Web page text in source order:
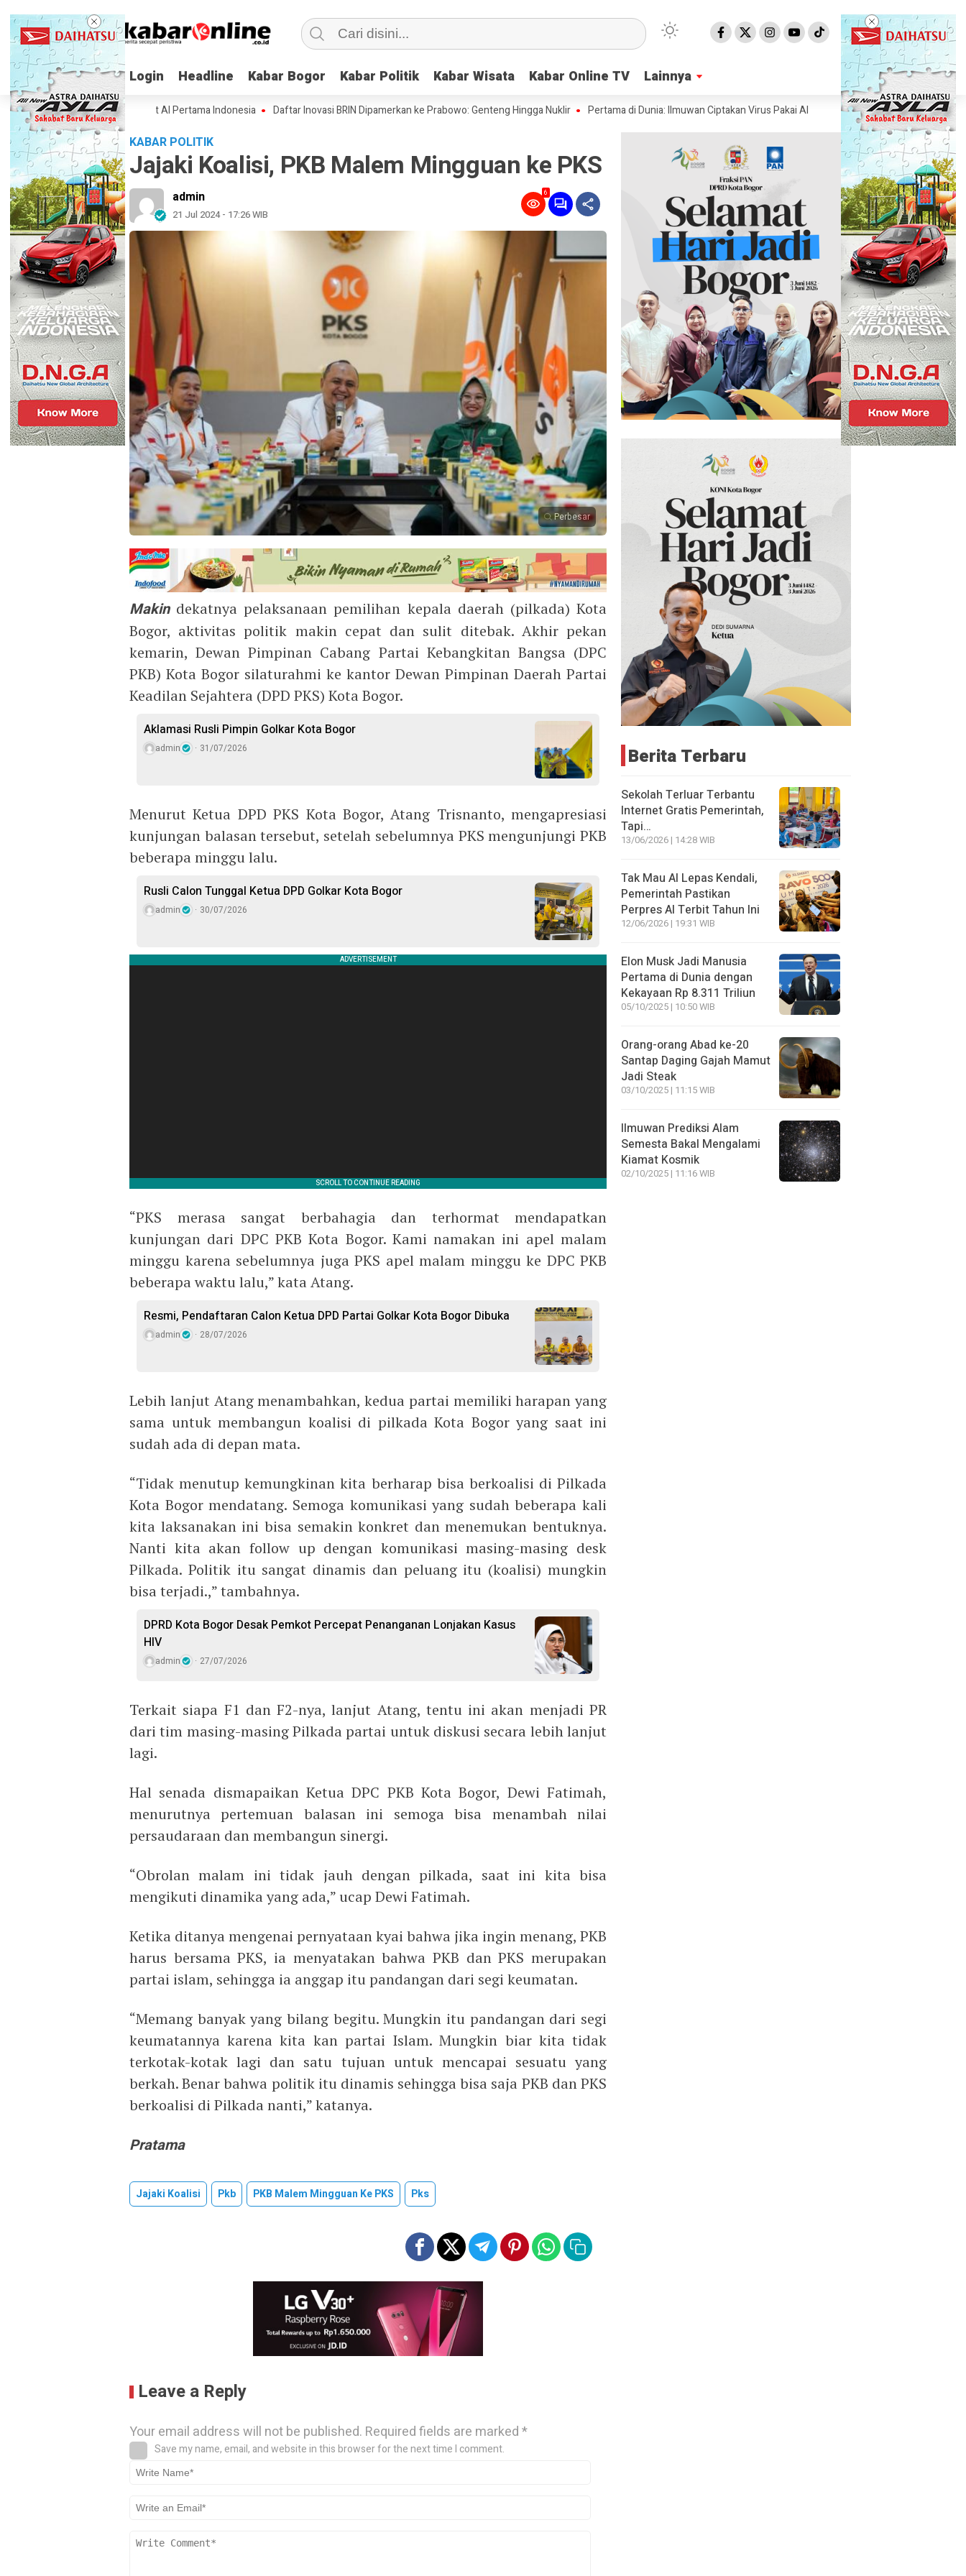
Login Headline Kabar Bogor Kabar Politik Kabar Wisata Kabar Online TV Lainnya
Login Headline Kabar Bogor Kabar Politik Kabar Wisata Kabar Online TV Lainnya
Lampung-1, Satelit AI Pertama Indonesia Daftar Inovasi BRIN Dipamerkan ke Prabowo: Genteng Hingga Nuklir Pertama di Dunia: Ilmuwan Ciptakan Virus Pakai AI Ahli Ungkap Penampakan Permukaan
KABAR POLITIK
Jajaki Koalisi, PKB Malem Mingguan ke PKS
admin
21 Jul 2024 - 17:26 WIB
6
Perbesar
Makindekatnya pelaksanaan pemilihan kepala daerah (pilkada) Kota
Bogor, aktivitas politik makin cepat dan sulit ditebak. Akhir pekan
kemarin, Dewan Pimpinan Cabang Partai Kebangkitan Bangsa (DPC
PKB) Kota Bogor silaturahmi ke kantor Dewan Pimpinan Daerah Partai
Keadilan Sejahtera (DPD PKS) Kota Bogor.
Aklamasi Rusli Pimpin Golkar Kota Bogor
admin 31/07/2026
Menurut Ketua DPD PKS Kota Bogor, Atang Trisnanto, mengapresiasi
kunjungan balasan tersebut, setelah sebelumnya PKS mengunjungi PKB
beberapa minggu lalu.
Rusli Calon Tunggal Ketua DPD Golkar Kota Bogor
admin 30/07/2026
“PKS merasa sangat berbahagia dan terhormat mendapatkan
kunjungan dari DPC PKB Kota Bogor. Kami namakan ini apel malam
minggu karena sebelumnya juga PKS apel malam minggu ke DPC PKB
beberapa waktu lalu,” kata Atang.
Resmi, Pendaftaran Calon Ketua DPD Partai Golkar Kota Bogor Dibuka
admin 28/07/2026
Lebih lanjut Atang menambahkan, kedua partai memiliki harapan yang
sama untuk membangun koalisi di pilkada Kota Bogor yang saat ini
sudah ada di depan mata.
“Tidak menutup kemungkinan kita berharap bisa berkoalisi di Pilkada
Kota Bogor mendatang. Semoga komunikasi yang sudah beberapa kali
kita laksanakan ini bisa semakin konkret dan menemukan bentuknya.
Nanti kita akan follow up dengan komunikasi masing-masing desk
Pilkada. Politik itu sangat dinamis dan peluang itu (koalisi) mungkin
bisa terjadi.,” tambahnya.
DPRD Kota Bogor Desak Pemkot Percepat Penanganan Lonjakan Kasus
HIV
admin 27/07/2026
Terkait siapa F1 dan F2-nya, lanjut Atang, tentu ini akan menjadi PR
dari tim masing-masing Pilkada partai untuk diskusi secara lebih lanjut
lagi.
Hal senada dismapaikan Ketua DPC PKB Kota Bogor, Dewi Fatimah,
menurutnya pertemuan balasan ini semoga bisa menambah nilai
persaudaraan dan membangun sinergi.
“Obrolan malam ini tidak jauh dengan pilkada, saat ini kita bisa
mengikuti dinamika yang ada,” ucap Dewi Fatimah.
Ketika ditanya mengenai pernyataan kyai bahwa jika ingin menang, PKB
harus bersama PKS, ia menyatakan bahwa PKB dan PKS merupakan
partai islam, sehingga ia anggap itu pandangan dari segi keumatan.
“Memang banyak yang bilang begitu. Mungkin itu pandangan dari segi
keumatannya karena kita kan partai Islam. Mungkin biar kita tidak
terkotak-kotak lagi dan satu tujuan untuk mencapai sesuatu yang
berkah. Benar bahwa politik itu dinamis sehingga bisa saja PKB dan PKS
berkoalisi di Pilkada nanti,” katanya.
Pratama
Jajaki Koalisi Pkb PKB Malem Mingguan Ke PKS Pks
Leave a Reply
Your email address will not be published. Required fields are marked*
Save my name, email, and website in this browser for the next time I comment.
Berita Terbaru
Sekolah Terluar Terbantu
Internet Gratis Pemerintah,
Tapi…
13/06/2026 | 14:28 WIB
Tak Mau AI Lepas Kendali,
Pemerintah Pastikan
Perpres AI Terbit Tahun Ini
12/06/2026 | 19:31 WIB
Elon Musk Jadi Manusia
Pertama di Dunia dengan
Kekayaan Rp 8.311 Triliun
05/10/2025 | 10:50 WIB
Orang-orang Abad ke-20
Santap Daging Gajah Mamut
Jadi Steak
03/10/2025 | 11:15 WIB
Ilmuwan Prediksi Alam
Semesta Bakal Mengalami
Kiamat Kosmik
02/10/2025 | 11:16 WIB